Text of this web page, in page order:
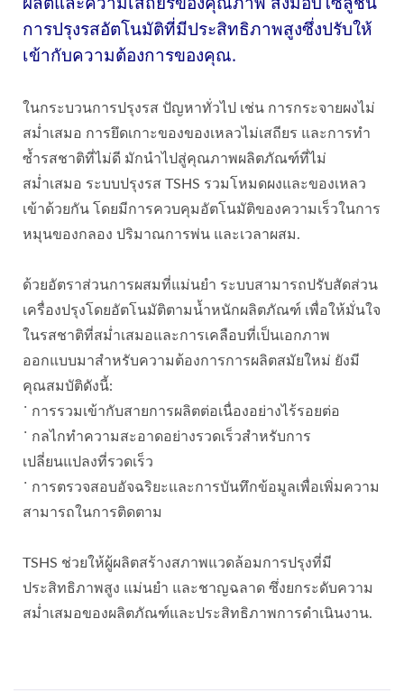
การปรุงรสอัตโนมัติที่มีประสิทธิภาพสูงซึ่งปรับให้
เข้ากับความต้องการของคุณ.
ในกระบวนการปรุงรส ปัญหาทั่วไป เช่น การกระจายผงไม่
สม่ำเสมอ การยึดเกาะของของเหลวไม่เสถียร และการทำ
ซ้ำรสชาติที่ไม่ดี มักนำไปสู่คุณภาพผลิตภัณฑ์ที่ไม่
สม่ำเสมอ ระบบปรุงรส TSHS รวมโหมดผงและของเหลว
เข้าด้วยกัน โดยมีการควบคุมอัตโนมัติของความเร็วในการ
หมุนของกลอง ปริมาณการพ่น และเวลาผสม.
ด้วยอัตราส่วนการผสมที่แม่นยำ ระบบสามารถปรับสัดส่วน
เครื่องปรุงโดยอัตโนมัติตามน้ำหนักผลิตภัณฑ์ เพื่อให้มั่นใจ
ในรสชาติที่สม่ำเสมอและการเคลือบที่เป็นเอกภาพ
ออกแบบมาสำหรับความต้องการการผลิตสมัยใหม่ ยังมี
คุณสมบัติดังนี้:
˙ การรวมเข้ากับสายการผลิตต่อเนื่องอย่างไร้รอยต่อ
˙ กลไกทำความสะอาดอย่างรวดเร็วสำหรับการ
เปลี่ยนแปลงที่รวดเร็ว
˙ การตรวจสอบอัจฉริยะและการบันทึกข้อมูลเพื่อเพิ่มความ
สามารถในการติดตาม
TSHS ช่วยให้ผู้ผลิตสร้างสภาพแวดล้อมการปรุงที่มี
ประสิทธิภาพสูง แม่นยำ และชาญฉลาด ซึ่งยกระดับความ
สม่ำเสมอของผลิตภัณฑ์และประสิทธิภาพการดำเนินงาน.